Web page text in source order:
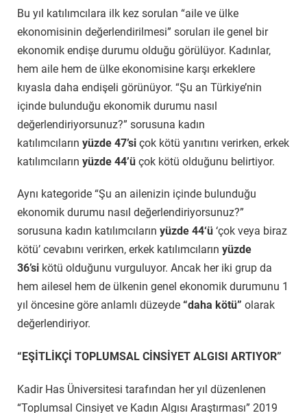
Bu yıl katılımcılara ilk kez sorulan “aile ve ülke
ekonomisinin değerlendirilmesi” soruları ile genel bir
ekonomik endişe durumu olduğu görülüyor. Kadınlar,
hem aile hem de ülke ekonomisine karşı erkeklere
kıyasla daha endişeli görünüyor. “Şu an Türkiye’nin
içinde bulunduğu ekonomik durumu nasıl
değerlendiriyorsunuz?” sorusuna kadın
katılımcıların yüzde 47’si çok kötü yanıtını verirken, erkek
katılımcıların yüzde 44’ü çok kötü olduğunu belirtiyor.
Aynı kategoride “Şu an ailenizin içinde bulunduğu
ekonomik durumu nasıl değerlendiriyorsunuz?”
sorusuna kadın katılımcıların yüzde 44‘ü ‘çok veya biraz
kötü’ cevabını verirken, erkek katılımcıların yüzde
36’si kötü olduğunu vurguluyor. Ancak her iki grup da
hem ailesel hem de ülkenin genel ekonomik durumunu 1
yıl öncesine göre anlamlı düzeyde “daha kötü” olarak
değerlendiriyor.
“EŞİTLİKÇİ TOPLUMSAL CİNSİYET ALGISI ARTIYOR”
Kadir Has Üniversitesi tarafından her yıl düzenlenen
“Toplumsal Cinsiyet ve Kadın Algısı Araştırması” 2019